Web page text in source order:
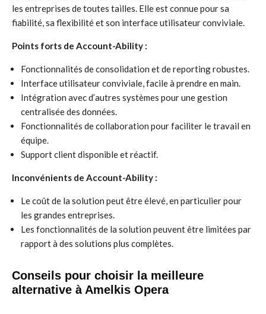
les entreprises de toutes tailles. Elle est connue pour sa
fiabilité, sa flexibilité et son interface utilisateur conviviale.
Points forts de Account-Ability :
Fonctionnalités de consolidation et de reporting robustes.
Interface utilisateur conviviale, facile à prendre en main.
Intégration avec d’autres systèmes pour une gestion
centralisée des données.
Fonctionnalités de collaboration pour faciliter le travail en
équipe.
Support client disponible et réactif.
Inconvénients de Account-Ability :
Le coût de la solution peut être élevé, en particulier pour
les grandes entreprises.
Les fonctionnalités de la solution peuvent être limitées par
rapport à des solutions plus complètes.
Conseils pour choisir la meilleure
alternative à Amelkis Opera